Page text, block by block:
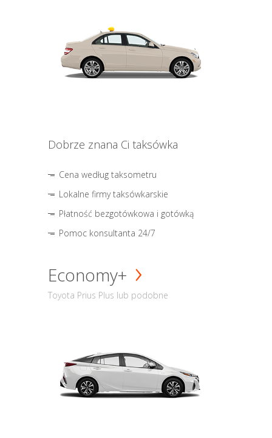
Dobrze znana Ci taksówka
Cena według taksometru
Lokalne firmy taksówkarskie
Płatność bezgotówkowa i gotówką
Pomoc konsultanta 24/7
Economy+
Toyota Prius Plus lub podobne